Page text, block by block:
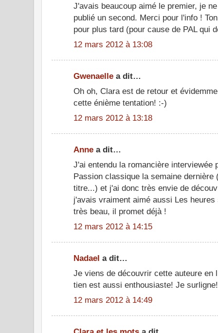
J'avais beaucoup aimé le premier, je
publié un second. Merci pour l'info !
pour plus tard (pour cause de PAL qui
12 mars 2012 à 13:08
Gwenaelle a dit…
Oh oh, Clara est de retour et
cette énième tentation! :-)
12 mars 2012 à 13:18
Anne a dit…
J'ai entendu la romancière interviewée
Passion classique la semaine dernière
titre...) et j'ai donc très envie de
j'avais vraiment aimé aussi Les
très beau, il promet déjà !
12 mars 2012 à 14:15
Nadael a dit…
Je viens de découvrir cette auteure en
tien est aussi enthousiaste! Je surligne!
12 mars 2012 à 14:49